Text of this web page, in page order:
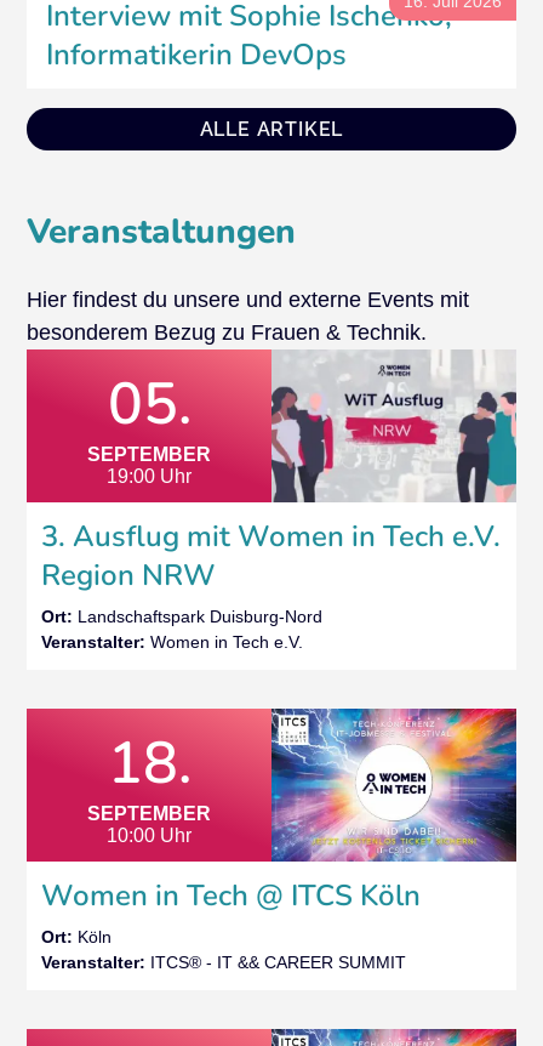
Interview mit Sophie Ischenko,
Informatikerin DevOps
ALLE ARTIKEL
Veranstaltungen
Hier findest du unsere und externe Events mit
besonderem Bezug zu Frauen & Technik.
05.
SEPTEMBER
19:00 Uhr
3. Ausflug mit Women in Tech e.V.
Region NRW
Ort: Landschaftspark Duisburg-Nord
Veranstalter: Women in Tech e.V.
18.
SEPTEMBER
10:00 Uhr
Women in Tech @ ITCS Köln
Ort: Köln
Veranstalter: ITCS® - IT && CAREER SUMMIT